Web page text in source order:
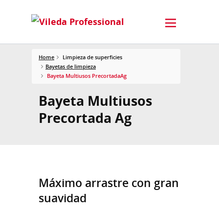
Home
Limpieza de superficies
Bayetas de limpieza
Bayeta Multiusos PrecortadaAg
Bayeta Multiusos
Precortada Ag
Máximo arrastre con gran
suavidad